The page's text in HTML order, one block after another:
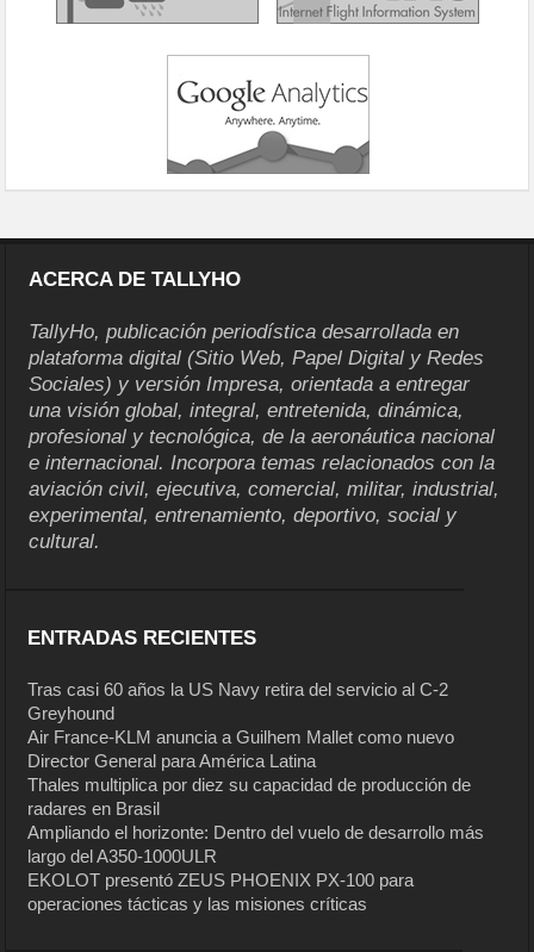
ACERCA DE TALLYHO
TallyHo, publicación periodística desarrollada en
plataforma digital (Sitio Web, Papel Digital y Redes
Sociales) y versión Impresa, orientada a entregar
una visión global, integral, entretenida, dinámica,
profesional y tecnológica, de la aeronáutica nacional
e internacional. Incorpora temas relacionados con la
aviación civil, ejecutiva, comercial, militar, industrial,
experimental, entrenamiento, deportivo, social y
cultural.
ENTRADAS RECIENTES
Tras casi 60 años la US Navy retira del servicio al C-2
Greyhound
Air France-KLM anuncia a Guilhem Mallet como nuevo
Director General para América Latina
Thales multiplica por diez su capacidad de producción de
radares en Brasil
Ampliando el horizonte: Dentro del vuelo de desarrollo más
largo del A350-1000ULR
EKOLOT presentó ZEUS PHOENIX PX-100 para
operaciones tácticas y las misiones críticas